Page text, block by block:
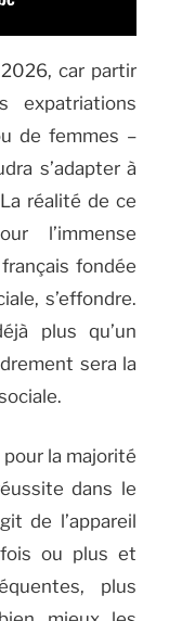
car partir
de femmes –
s’adapter à
réalité de ce
l’immense
fondée
s’effondre.
plus qu’un
sera la
la majorité
dans le
de l’appareil
ou plus et
plus